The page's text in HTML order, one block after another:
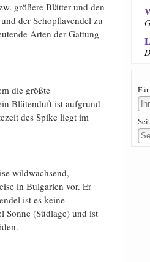
größere Blätter und den
der Schopflavendel zu
Arten der Gattung
die größte
Blütenduft ist aufgrund
des Spike liegt im
wildwachsend,
in Bulgarien vor. Er
ist es keine
Sonne (Südlage) und ist